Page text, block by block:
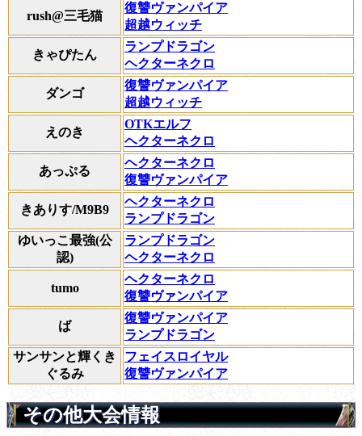
rush@三毛猫
復讐ヴァンパイア
超越ウィッチ
きゃぴたん
ランプドラゴン
ヘクターネクロ
ダンゴ
復讐ヴァンパイア
超越ウィッチ
えのき
OTKエルフ
ヘクターネクロ
あっぷる
ヘクターネクロ
復讐ヴァンパイア
きありす/M9B9
ヘクターネクロ
ランプドラゴン
ゆいっこ最強(公
認)
ランプドラゴン
ヘクターネクロ
tumo
ヘクターネクロ
復讐ヴァンパイア
ば
復讐ヴァンパイア
ランプドラゴン
サンサンと輝くき
ぐるみ
フェイスロイヤル
復讐ヴァンパイア
その他大会情報